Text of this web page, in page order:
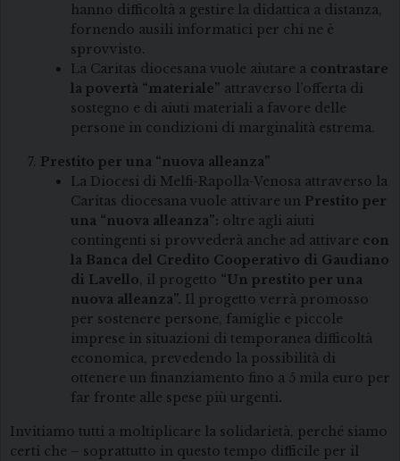
hanno difficoltà a gestire la didattica a distanza,
fornendo ausili informatici per chi ne è
sprovvisto.
La Caritas diocesana vuole aiutare a contrastare
la povertà “materiale” attraverso l’offerta di
sostegno e di aiuti materiali a favore delle
persone in condizioni di marginalità estrema.
Prestito per una “nuova alleanza”
La Diocesi di Melfi-Rapolla-Venosa attraverso la
Caritas diocesana vuole attivare un Prestito per
una “nuova alleanza”: oltre agli aiuti
contingenti si provvederà anche ad attivare con
la Banca del Credito Cooperativo di Gaudiano
di Lavello, il progetto “Un prestito per una
nuova alleanza”. Il progetto verrà promosso
per sostenere persone, famiglie e piccole
imprese in situazioni di temporanea difficoltà
economica, prevedendo la possibilità di
ottenere un finanziamento fino a 5 mila euro per
far fronte alle spese più urgenti.
Invitiamo tutti a moltiplicare la solidarietà, perché siamo
certi che – soprattutto in questo tempo difficile per il